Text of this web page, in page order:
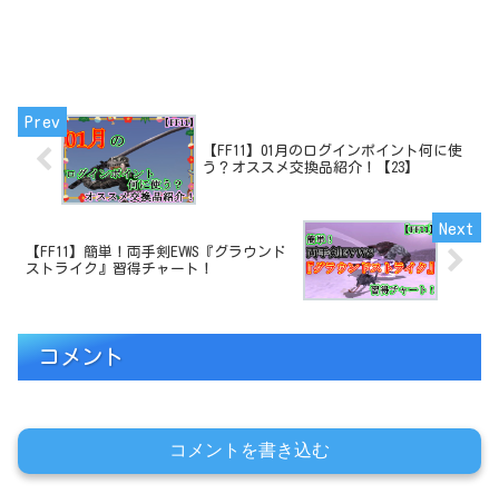
【FF11】01月のログインポイント何に使
う？オススメ交換品紹介！【23】
【FF11】簡単！両手剣EVWS『グラウンド
ストライク』習得チャート！
コメント
コメントを書き込む